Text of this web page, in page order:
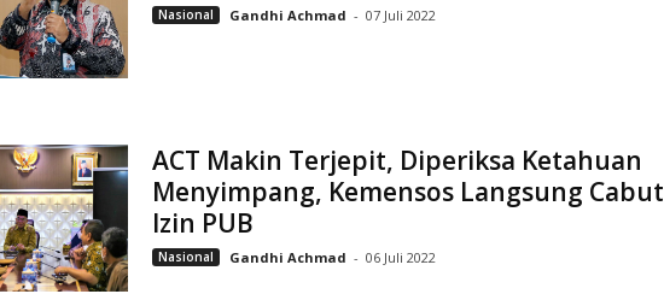
Nasional Gandhi Achmad - 07 Juli 2022
ACT Makin Terjepit, Diperiksa Ketahuan
Menyimpang, Kemensos Langsung Cabut
Izin PUB
Nasional Gandhi Achmad - 06 Juli 2022